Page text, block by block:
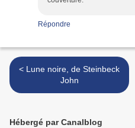
Répondre
< Lune noire, de Steinbeck
John
Hébergé par Canalblog